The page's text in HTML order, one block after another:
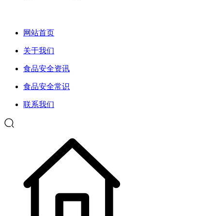
网站首页
关于我们
食品安全资讯
食品安全常识
联系我们